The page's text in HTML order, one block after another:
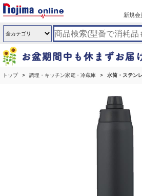
新規会
トップ 調理・キッチン家電・冷蔵庫 水筒・ステン